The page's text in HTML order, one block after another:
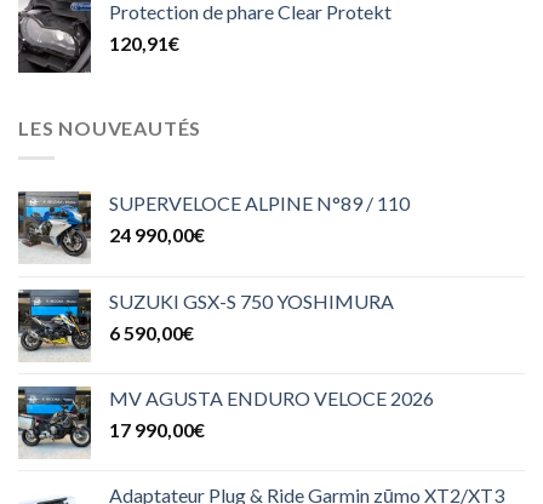
Protection de phare Clear Protekt
120,91€
LES NOUVEAUTÉS
SUPERVELOCE ALPINE N°89 / 110
24 990,00€
SUZUKI GSX-S 750 YOSHIMURA
6 590,00€
MV AGUSTA ENDURO VELOCE 2026
17 990,00€
Adaptateur Plug & Ride Garmin zūmo XT2/XT3